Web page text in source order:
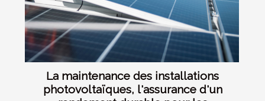
La maintenance des installations
photovoltaïques, l'assurance d'un